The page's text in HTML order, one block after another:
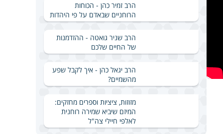
הרב זמיר כהן - הכוחות
הרוחניים שבאדם על פי היהדות
הרב שניר גואטה - ההזדמנות
של החיים שלכם
הרב יגאל כהן - איך לקבל שפע
מהשמיים?
מזוזות, ציציות וספרים מחזקים:
המיזם שיביא שמירה רוחנית
לאלפי חיילי צה"ל